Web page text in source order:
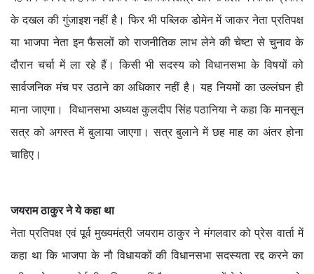
के दखल की गुंजाइश नहीं है। फिर भी पब्लिक डोमेन में जाकर नेता प्रतिपक्ष
या भाजपा नेता इन फैसलों को राजनीतिक लाभ लेने की चेष्टा से चुनाव के
दौरान चर्चा में ला रहे हैं। किसी भी सदस्य को विधानसभा के विषयों को
सार्वजनिक मंच पर उठाने का अधिकार नहीं है। यह नियमों का उल्लंघन ही
माना जाएगा। विधानसभा अध्यक्ष कुलदीप सिंह पठानिया ने कहा कि मानसून
सत्र को अगस्त में बुलाया जाएगा। सत्र बुलाने में छह माह का अंतर होना
चाहिए।
जयराम ठाकुर ने ये कहा था
नेता प्रतिपक्ष एवं पूर्व मुख्यमंत्री जयराम ठाकुर ने मंगलवार को प्रेस वार्ता में
कहा था कि भाजपा के नौ विधायकों की विधानसभा सदस्यता रद्द करने का